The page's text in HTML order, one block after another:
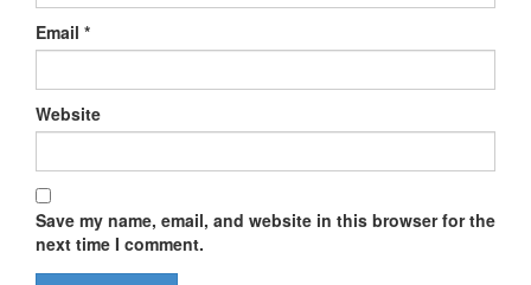
Email *
Website
Save my name, email, and website in this browser for the
next time I comment.